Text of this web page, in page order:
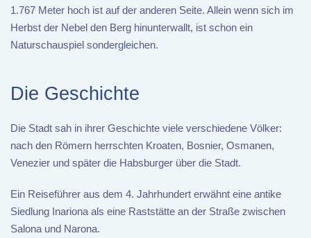
1.767 Meter hoch ist auf der anderen Seite. Allein wenn sich im
Herbst der Nebel den Berg hinunterwallt, ist schon ein
Naturschauspiel sondergleichen.
Die Geschichte
Die Stadt sah in ihrer Geschichte viele verschiedene Völker:
nach den Römern herrschten Kroaten, Bosnier, Osmanen,
Venezier und später die Habsburger über die Stadt.
Ein Reiseführer aus dem 4. Jahrhundert erwähnt eine antike
Siedlung Inariona als eine Raststätte an der Straße zwischen
Salona und Narona.